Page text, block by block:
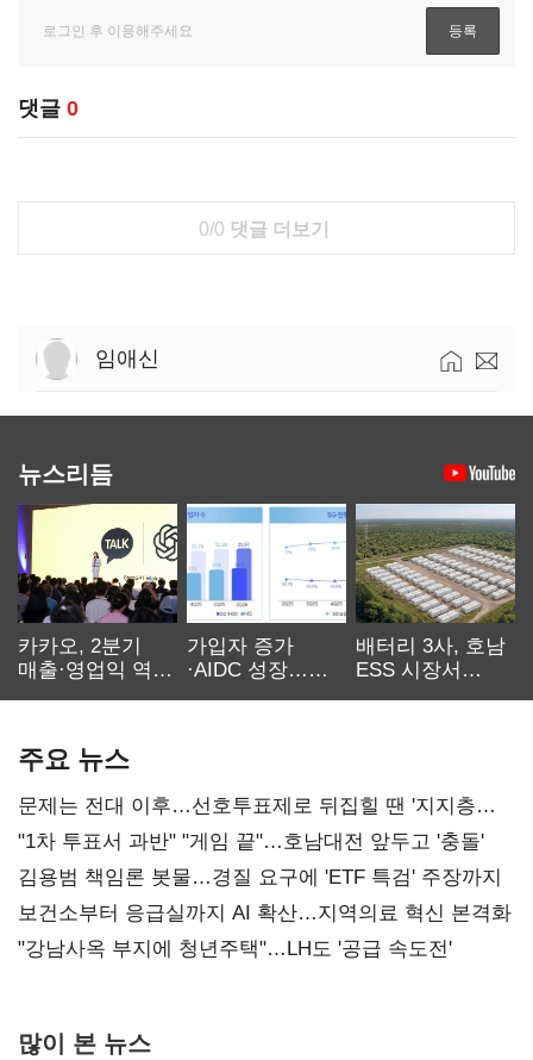
댓글 0
0/0 댓글 더보기
임애신
뉴스리듬
카카오, 2분기
매출·영업익 역대
가입자 증가
·AIDC 성장…
배터리 3사, 호남
ESS 시장서
주요 뉴스
문제는 전대 이후…선호투표제로 뒤집힐 땐 '지지층
불복'
"1차 투표서 과반" "게임 끝"…호남대전 앞두고 '충돌'
김용범 책임론 봇물…경질 요구에 'ETF 특검' 주장까지
보건소부터 응급실까지 AI 확산…지역의료 혁신 본격화
"강남사옥 부지에 청년주택"…LH도 '공급 속도전'
많이 본 뉴스